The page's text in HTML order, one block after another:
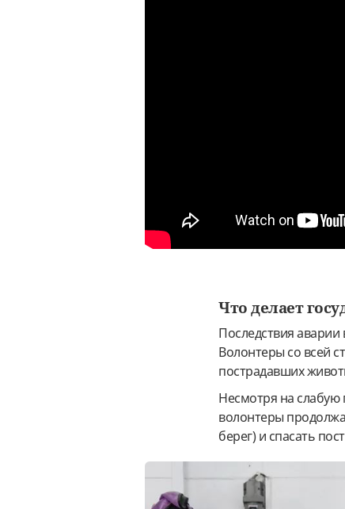
Что делает
Последствия
Волонтеры со всей
пострадавших
Несмотря на слабую
волонтеры
берег) и спасать